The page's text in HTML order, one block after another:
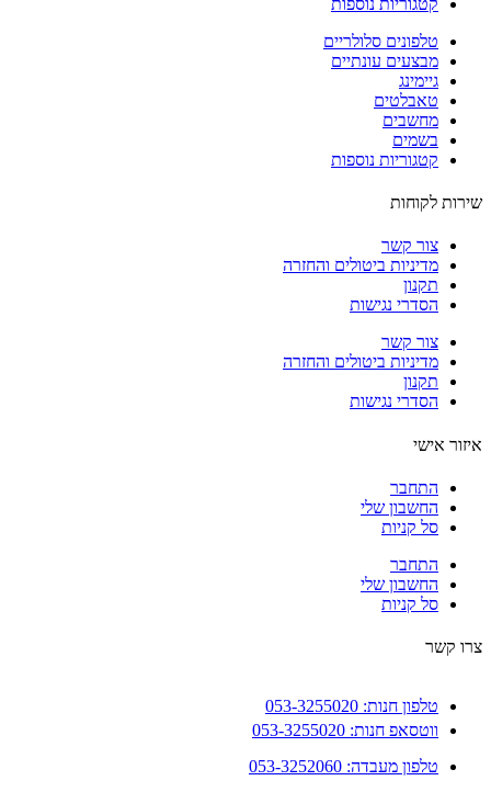
טלפונים סלולריים
מבצעים עונתיים
גיימינג
טאבלטים
מחשבים
בשמים
קטגוריות נוספות
לקוחות
צור קשר
מדיניות ביטולים והחזרה
תקנון
הסדרי נגישות
צור קשר
מדיניות ביטולים והחזרה
תקנון
הסדרי נגישות
אישי
התחבר
החשבון שלי
סל קניות
התחבר
החשבון שלי
סל קניות
קשר
טלפון חנות: 053-3255020
ווטסאפ חנות: 053-3255020
טלפון מעבדה: 053-3252060